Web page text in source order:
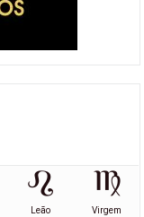
Leão Virgem